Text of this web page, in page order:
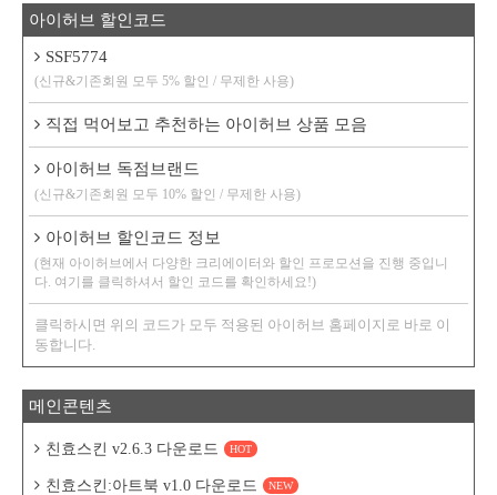
아이허브 할인코드
SSF5774
(신규&기존회원 모두 5% 할인 / 무제한 사용)
직접 먹어보고 추천하는 아이허브 상품 모음
아이허브 독점브랜드
(신규&기존회원 모두 10% 할인 / 무제한 사용)
아이허브 할인코드 정보
(현재 아이허브에서 다양한 크리에이터와 할인 프로모션을 진행 중입니
다. 여기를 클릭하셔서 할인 코드를 확인하세요!)
클릭하시면 위의 코드가 모두 적용된 아이허브 홈페이지로 바로 이
동합니다.
메인콘텐츠
친효스킨 v2.6.3 다운로드 HOT
친효스킨:아트북 v1.0 다운로드 NEW